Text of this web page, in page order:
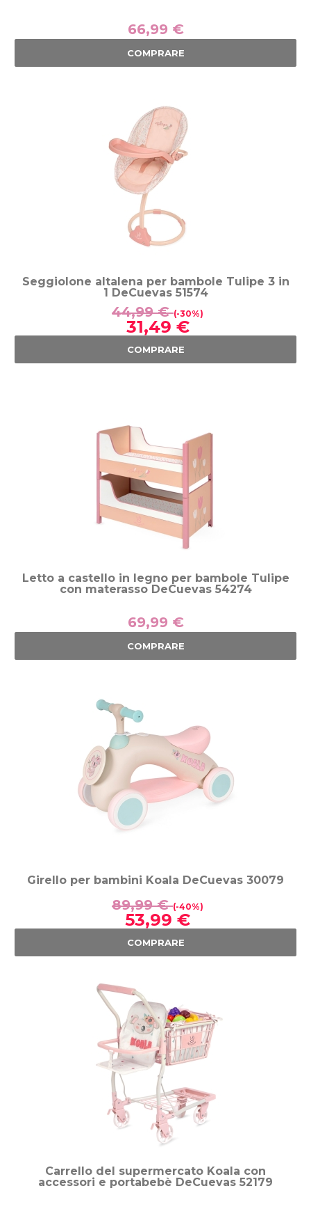
66,99 €
COMPRARE
Seggiolone altalena per bambole Tulipe 3 in
1 DeCuevas 51574
44,99 €(-30%)
31,49 €
COMPRARE
Letto a castello in legno per bambole Tulipe
con materasso DeCuevas 54274
69,99 €
COMPRARE
Girello per bambini Koala DeCuevas 30079
89,99 €(-40%)
53,99 €
COMPRARE
Carrello del supermercato Koala con
accessori e portabebè DeCuevas 52179